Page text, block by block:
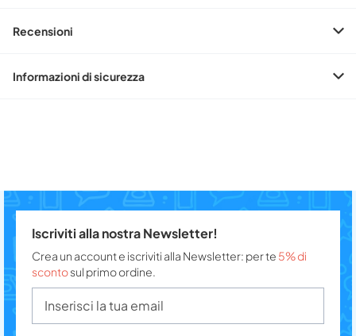
Recensioni
Informazioni di sicurezza
Iscriviti alla nostra Newsletter!
Crea un account e iscriviti alla Newsletter: per te 5% di
scontosul primo ordine.